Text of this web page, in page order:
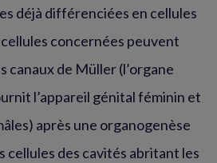
déjà différenciées en cellules
concernées peuvent
canaux de Müller (l’organe
l’appareil génital féminin et
après une organogenèse
cellules des cavités abritant les